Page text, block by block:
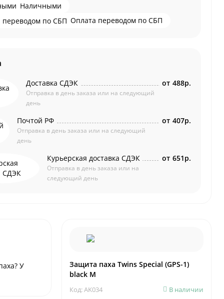
Наличными
Оплата переводом по СБП
Доставка СДЭК
Отправка в день заказа или на следующий
день
от 488р.
Почтой РФ
Отправка в день заказа или на следующий
день
от 407р.
Курьерская доставка СДЭК
Отправка в день заказа или на
следующий день
от 651р.
У
Защита паха Twins Special (GPS-1)
black M
Код: AK034 В наличии